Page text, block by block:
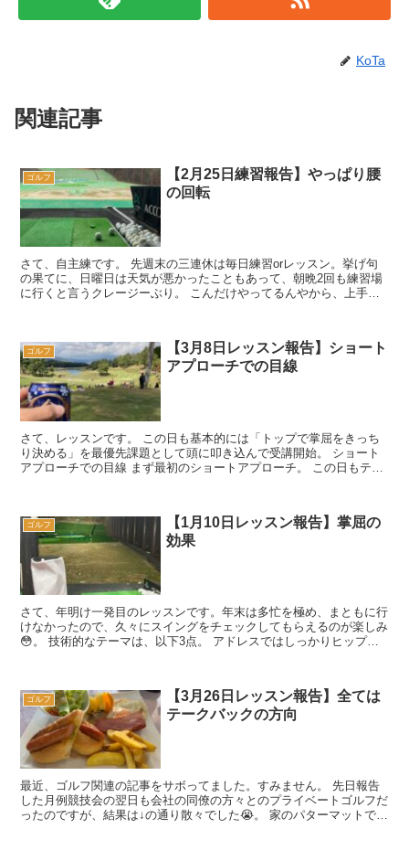
KoTa
関連記事
ゴルフ
【2月25日練習報告】やっぱり腰
の回転
さて、自主練です。 先週末の三連休は毎日練習orレッスン。挙げ句
の果てに、日曜日は天気が悪かったこともあって、朝晩2回も練習場
に行くと言うクレージーぶり。 こんだけやってるんやから、上手く
ゴルフ
【3月8日レッスン報告】ショート
アプローチでの目線
さて、レッスンです。 この日も基本的には「トップで掌屈をきっち
り決める」を最優先課題として頭に叩き込んで受講開始。 ショート
アプローチでの目線 まず最初のショートアプローチ。 この日もテー
ゴルフ
【1月10日レッスン報告】掌屈の
効果
さて、年明け一発目のレッスンです。年末は多忙を極め、まともに行
けなかったので、久々にスイングをチェックしてもらえるのが楽しみ
😳。 技術的なテーマは、以下3点。 アドレスではしっかりヒップを
ゴルフ
【3月26日レッスン報告】全ては
テークバックの方向
最近、ゴルフ関連の記事をサボってました。すみません。 先日報告
した月例競技会の翌日も会社の同僚の方々とのプライベートゴルフだ
ったのですが、結果は↓の通り散々でした😭。 家のパターマットでア